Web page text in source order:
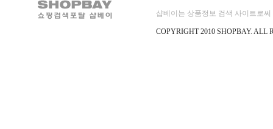
샵베이는 상품정보 검색 사이트로
COPYRIGHT 2010 SHOPBAY. ALL